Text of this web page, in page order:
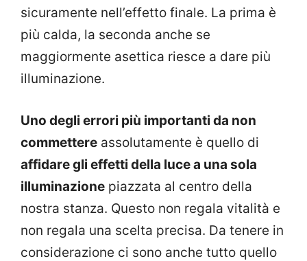
sicuramente nell’effetto finale. La prima è
più calda, la seconda anche se
maggiormente asettica riesce a dare più
illuminazione.
Uno degli errori più importanti da non
commettere assolutamente è quello di
affidare gli effetti della luce a una sola
illuminazione piazzata al centro della
nostra stanza. Questo non regala vitalità e
non regala una scelta precisa. Da tenere in
considerazione ci sono anche tutto quello